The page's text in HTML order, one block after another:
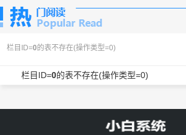
栏目ID=0的表不存在(操作类型=0)
栏目ID=0的表不存在(操作类型=0)